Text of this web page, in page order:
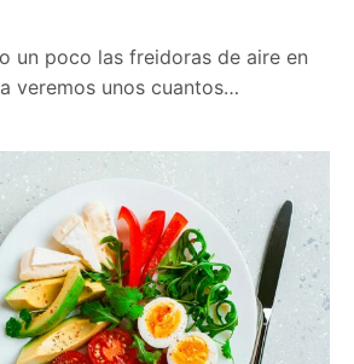
un poco las freidoras de aire en
veremos unos cuantos…